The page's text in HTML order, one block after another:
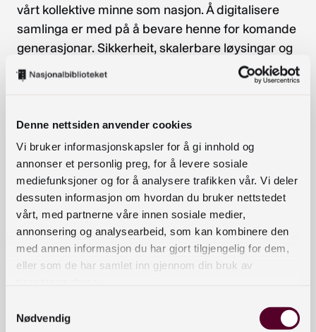
Denne nettsiden anvender cookies
Vi bruker informasjonskapsler for å gi innhold og
annonser et personlig preg, for å levere sosiale
mediefunksjoner og for å analysere trafikken vår. Vi deler
dessuten informasjon om hvordan du bruker nettstedet
vårt, med partnerne våre innen sosiale medier,
annonsering og analysearbeid, som kan kombinere den
med annen informasjon du har gjort tilgjengelig for dem,
eller som de har samlet inn gjennom din bruk av
Nødvendig
vårt kollektive minne som nasjon. Å digitalisere
samlinga er med på å bevare henne for komande
generasjonar. Sikkerheit, skalerbare løysingar og
tilstrekkeleg kapasitet for migrering og
konvertering av digitalt innhald er viktige element
Nasjonalbiblioteket tilbyr òg bevaring av digitalt
innhald frå andre kulturinstitusjonar i Noreg.
mer om digital bevaring her.
Digital avlevering
Parallelt med digitaliseringa av analogt materiale
arbeider Nasjonalbiblioteket for å auke den
digitale pliktavleveringa. Nasjonalbiblioteket
for utgivinga. På den måten blir samlinga utvida